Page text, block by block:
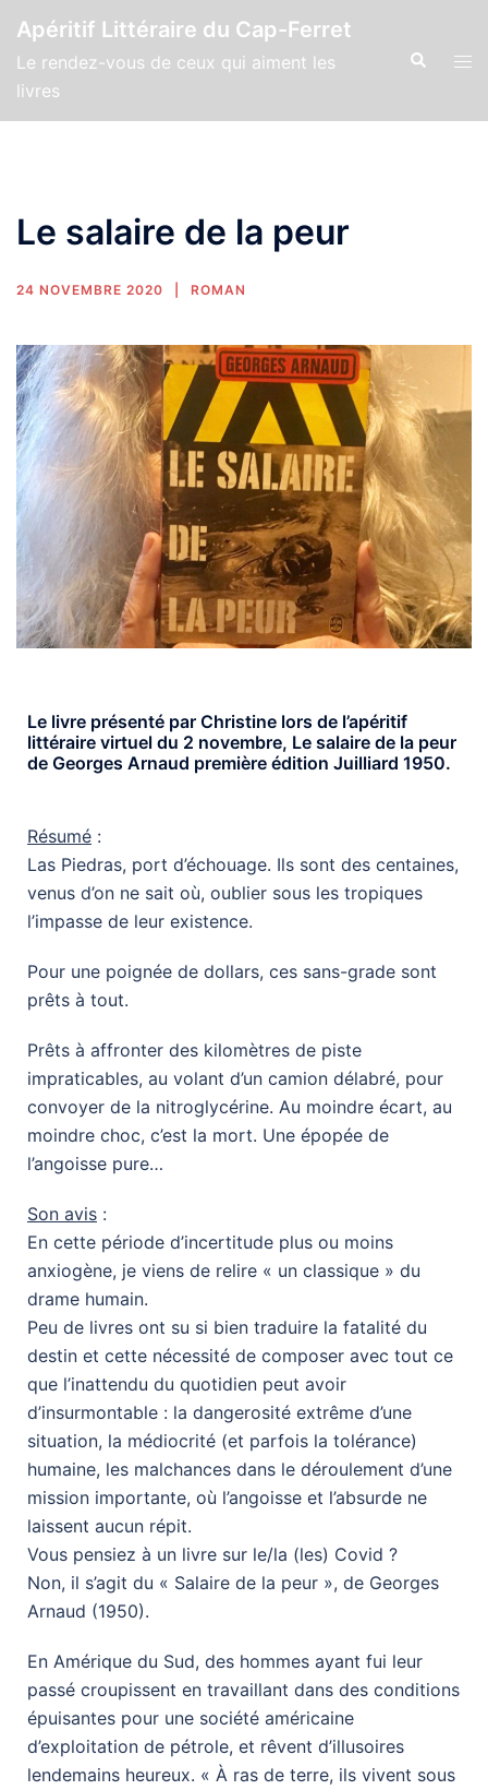
Apéritif Littéraire du Cap-Ferret
Le rendez-vous de ceux qui aiment les
livres
Le salaire de la peur
24 NOVEMBRE 2020 ROMAN
Le livre présenté par Christine lors de l’apéritif
littéraire virtuel du 2 novembre, Le salaire de la peur
de Georges Arnaud première édition Juilliard 1950.
Résumé :
Las Piedras, port d’échouage. Ils sont des centaines,
venus d’on ne sait où, oublier sous les tropiques
l’impasse de leur existence.
Pour une poignée de dollars, ces sans-grade sont
prêts à tout.
Prêts à affronter des kilomètres de piste
impraticables, au volant d’un camion délabré, pour
convoyer de la nitroglycérine. Au moindre écart, au
moindre choc, c’est la mort. Une épopée de
l’angoisse pure…
Son avis :
En cette période d’incertitude plus ou moins
anxiogène, je viens de relire « un classique » du
drame humain.
Peu de livres ont su si bien traduire la fatalité du
destin et cette nécessité de composer avec tout ce
que l’inattendu du quotidien peut avoir
d’insurmontable : la dangerosité extrême d’une
situation, la médiocrité (et parfois la tolérance)
humaine, les malchances dans le déroulement d’une
mission importante, où l’angoisse et l’absurde ne
laissent aucun répit.
Vous pensiez à un livre sur le/la (les) Covid ?
Non, il s’agit du « Salaire de la peur », de Georges
Arnaud (1950).
En Amérique du Sud, des hommes ayant fui leur
passé croupissent en travaillant dans des conditions
épuisantes pour une société américaine
d’exploitation de pétrole, et rêvent d’illusoires
lendemains heureux. « À ras de terre, ils vivent sous